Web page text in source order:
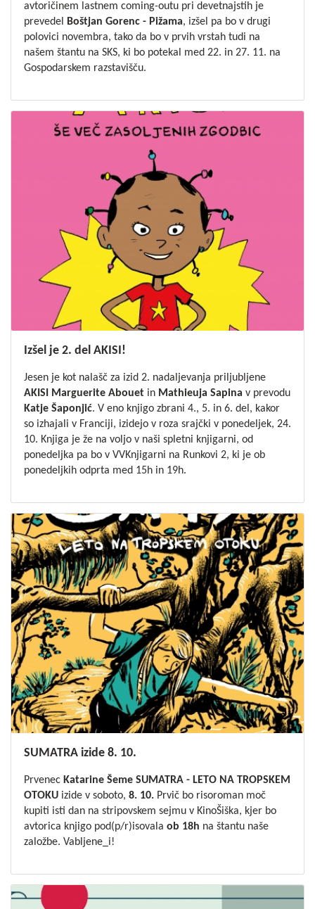
avtoričinem lastnem coming-outu pri devetnajstih je
prevedel
Boštjan Gorenc - Pižama, izšel pa bo v drugi
polovici novembra, tako da bo v prvih vrstah tudi na
našem štantu na SKS, ki bo potekal med 22. in 27. 11. na
Gospodarskem razstavišču.
Izšel je 2. del AKISI!
Jesen je kot nalašč za izid 2. nadaljevanja priljubljene
AKISI
Marguerite Abouetin Mathieuja Sapina v prevodu
Katje Šaponjić. V eno knjigo zbrani 4., 5. in 6. del, kakor
so izhajali v Franciji, izidejo v roza srajčki v ponedeljek, 24.
10. Knjiga je že na voljo v naši spletni knjigarni, od
ponedeljka pa bo v VVKnjigarni na Runkovi 2, ki je ob
ponedeljkih odprta med 15h in 19h.
SUMATRA izide 8. 10.
Prvenec Katarine Šeme SUMATRA - LETO NA TROPSKEM
OTOKUizide v soboto, 8. 10.Prvič bo risoroman moč
kupiti isti dan na stripovskem sejmu v KinoŠiška, kjer bo
avtorica knjigo pod(p/r)isovala ob 18h na štantu naše
založbe. Vabljene_i!